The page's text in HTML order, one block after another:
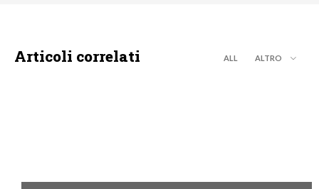
Articoli correlati ALL ALTRO